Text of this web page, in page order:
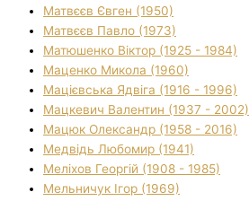
Матвєєв Євген (1950)
Матвєєв Павло (1973)
Матюшенко Віктор (1925 - 1984)
Маценко Микола (1960)
Мацієвська Ядвіга (1916 - 1996)
Мацкевич Валентин (1937 - 2002)
Мацюк Олександр (1958 - 2016)
Медвідь Любомир (1941)
Меліхов Георгій (1908 - 1985)
Мельничук Ігор (1969)